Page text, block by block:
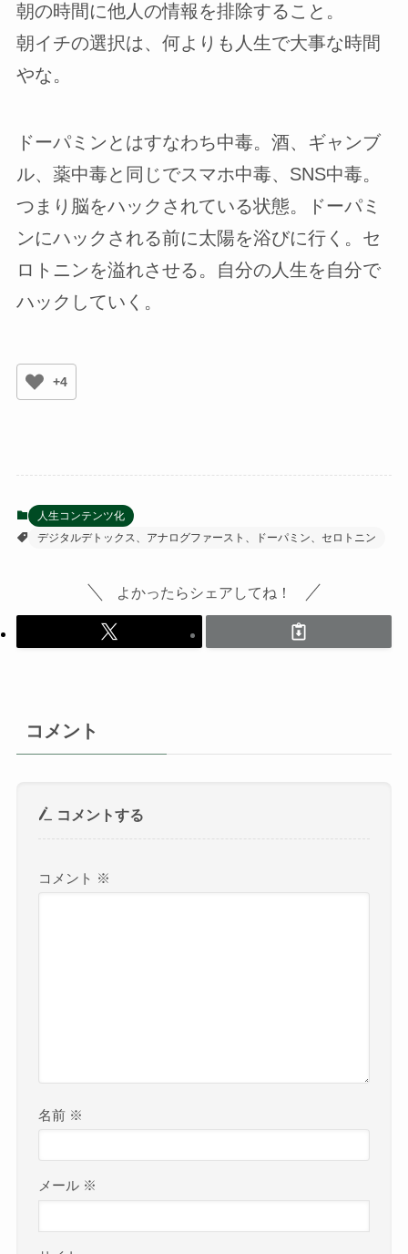
朝の時間に他人の情報を排除すること。
朝イチの選択は、何よりも人生で大事な時間
やな。
ドーパミンとはすなわち中毒。酒、ギャンブ
ル、薬中毒と同じでスマホ中毒、SNS中毒。
つまり脳をハックされている状態。ドーパミ
ンにハックされる前に太陽を浴びに行く。セ
ロトニンを溢れさせる。自分の人生を自分で
ハックしていく。
+4
人生コンテンツ化
デジタルデトックス、アナログファースト、ドーパミン、セロトニン
よかったらシェアしてね！
コメント
コメントする
コメント ※
名前 ※
メール ※